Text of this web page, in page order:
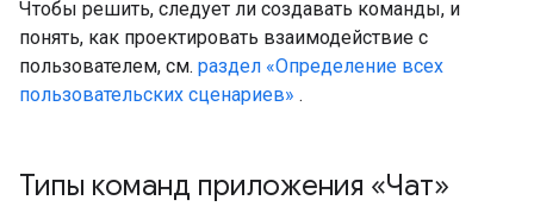
Чтобы решить, следует ли создавать команды, и
понять, как проектировать взаимодействие с
пользователем, см. раздел «Определение всех
пользовательских сценариев» .
Типы команд приложения «Чат»